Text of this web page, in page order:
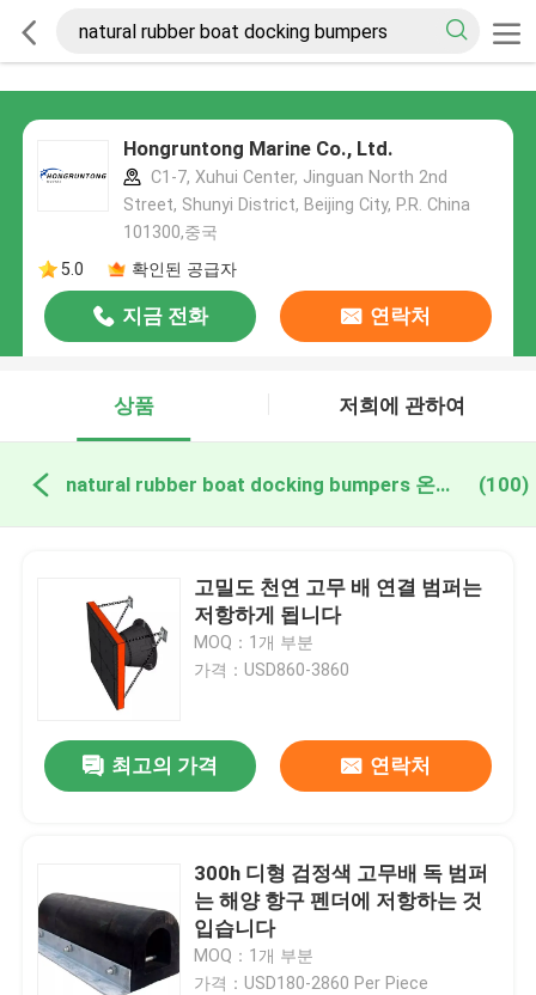
Hongruntong Marine Co., Ltd.
C1-7, Xuhui Center, Jinguan North 2nd
Street, Shunyi District, Beijing City, P.R. China
101300,중국
5.0
확인된 공급자
지금 전화 연락처
상품 저희에 관하여
natural rubber boat docking bumpers 온라인 제조 (100)
고밀도 천연 고무 배 연결 범퍼는
저항하게 됩니다
MOQ：1개 부분
가격：USD860-3860
최고의 가격 연락처
300h 디형 검정색 고무배 독 범퍼
는 해양 항구 펜더에 저항하는 것
입습니다
MOQ：1개 부분
가격：USD180-2860 Per Piece